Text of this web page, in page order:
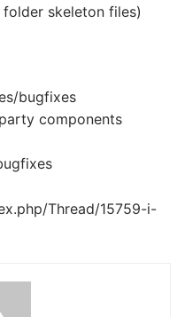
skeleton files)
bugfixes
components
Thread/15759-i-